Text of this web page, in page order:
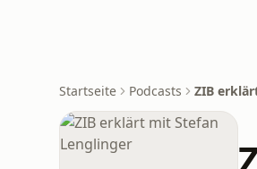
Startseite Podcasts ZIB